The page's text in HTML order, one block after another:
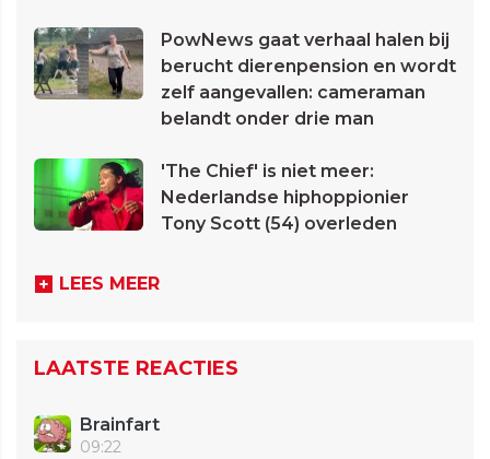
PowNews gaat verhaal halen bij
berucht dierenpension en wordt
zelf aangevallen: cameraman
belandt onder drie man
'The Chief' is niet meer:
Nederlandse hiphoppionier
Tony Scott (54) overleden
LEES MEER
LAATSTE REACTIES
Brainfart
09:22